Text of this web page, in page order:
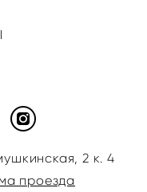
2 к. 4
проезда